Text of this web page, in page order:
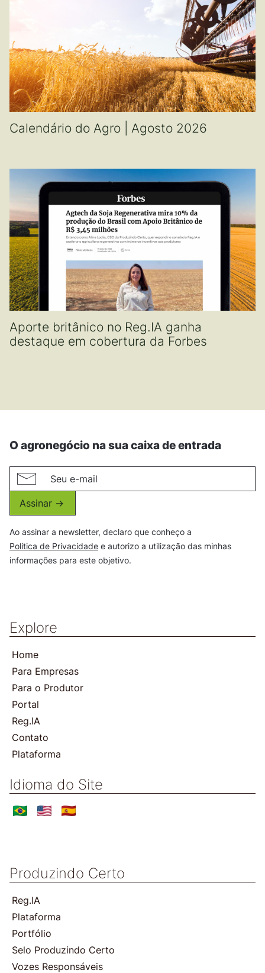
Calendário do Agro | Agosto 2026
Aporte britânico no Reg.IA ganha
destaque em cobertura da Forbes
Explore
Home
Para Empresas
Para o Produtor
Portal
Reg.IA
Contato
Plataforma
Idioma do Site
Produzindo Certo
Reg.IA
Plataforma
Portfólio
Selo Produzindo Certo
Vozes Responsáveis
O agronegócio na sua caixa de entrada
Assinar ->
Ao assinar a newsletter, declaro que conheço a
Política de Privacidade e autorizo a utilização das minhas
informações para este objetivo.